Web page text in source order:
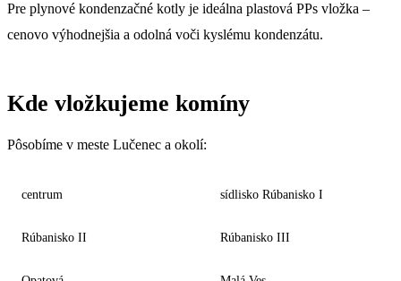
Pre plynové kondenzačné kotly je ideálna plastová PPs vložka –
cenovo výhodnejšia a odolná voči kyslému kondenzátu.
Kde vložkujeme komíny
Pôsobíme v meste Lučenec a okolí:
centrum sídlisko Rúbanisko I
Rúbanisko II Rúbanisko III